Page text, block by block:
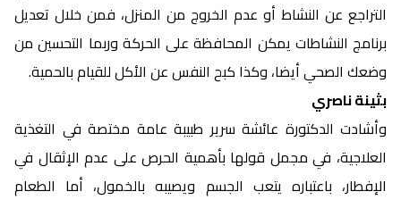
التراجع عن النشاط أو عدم الخروج من المنزل، فمن خلال تعديل
برنامج النشاطات يمكن المحافظة على الحركة وربما التحسين من
وضعك الصحي أيضا، وكذا كبح النفس عن الأكل للقيام بالحمية.
بثينة ناصري
وأشادت الدكتورة عائشة سرير طبيبة عامة مختصة في التغذية
العلاجية، في مجمل قولها بأهمية الحرص على عدم الإثقال في
الإفطار، باعتباره يتعب الجسم ويصيبه بالخمول، أما الطعام